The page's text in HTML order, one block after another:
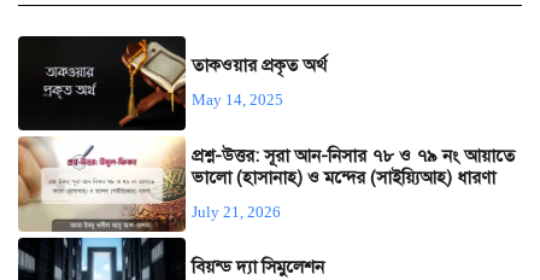
তাকওয়ার প্রকৃত অর্থ
May 14, 2025
প্রশ্ন-উত্তর: সূরা আন-নিসার ৭৮ ও ৭৯ নং আয়াতে
ভালো (হাসানাহ) ও মন্দের (সাইয়্যিআহ) ধারণা
July 21, 2026
বিয়ন্ড দ্যা সিমুলেশন